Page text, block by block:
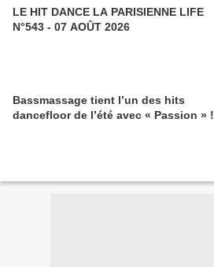
LE HIT DANCE LA PARISIENNE LIFE
N°543 - 07 AOÛT 2026
Bassmassage tient l’un des hits
dancefloor de l’été avec « Passion » !